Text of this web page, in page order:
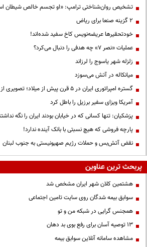
تشخیص روان‌شناختی ترامپ: «او تجسم خالص شیطان
۲ گزینه صنعا برای ریاض
خودتحقیرها عریضه‌نویس کاخ سفید شده‌اند!
عملیات «نصر ۷» چه هدفی را دنبال می‌کرد؟
زلزله شهر یاسوج را لرزاند
میانکاله در آتش می‌سوزد
گستره امپراتوری ایران در ۵ قرن پیش از میلاد؛ تصویری از ایران ۲۵ قرن پیش
آمریکا ویزای سفیر برزیل را باطل کرد
پزشکیان: تنها کسانی که در خیابان بودند ایران را نگه
پارچه فروشی که هیچ نسبتی با بانک آینده ندارد!
نقض آتش‌بس و حملات رژیم صهیونیستی به جنوب لبنان
پربحث ترین عناوین
هشتمین کلان شهر ایران مشخص شد
سوابق بیمه شدگان روی سایت تامین اجتماعی
همجنس گرایی در شبکه من و تو
13 توصیه آسان برای رفع بوی بد دهان
مشاهده سامانه آنلاين سوابق بیمه